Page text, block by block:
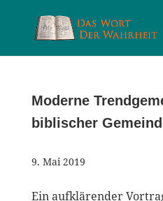
Moderne
biblischer
9. Mai 2019
Ein aufklärender